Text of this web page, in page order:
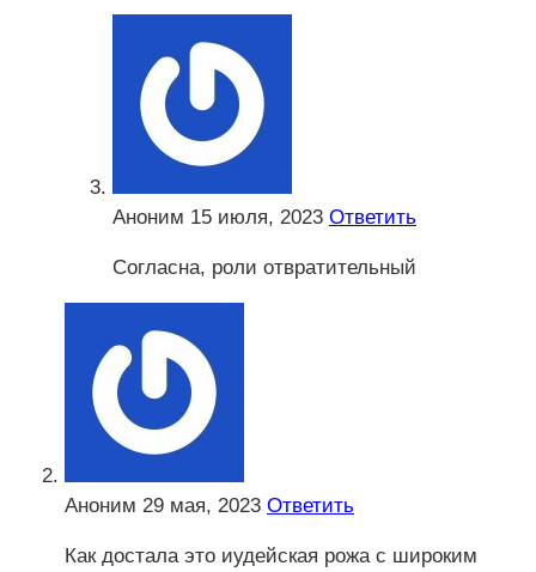
Аноним 15 июля, 2023 Ответить
Согласна, роли отвратительный
Аноним 29 мая, 2023 Ответить
Как достала это иудейская рожа с широким